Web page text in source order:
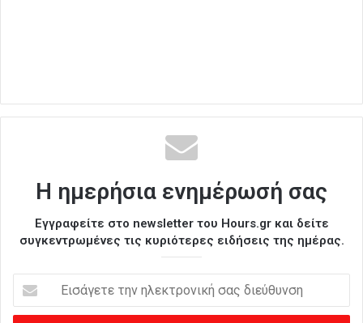
Η ημερήσια ενημέρωσή σας
Εγγραφείτε στο newsletter του Hours.gr και δείτε
συγκεντρωμένες τις κυριότερες ειδήσεις της ημέρας.
σ